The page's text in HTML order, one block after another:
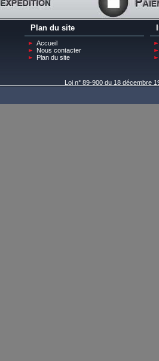
Plan du site
Accueil
Nous contacter
Plan du site
Loi n° 89-900 du 18 décembre